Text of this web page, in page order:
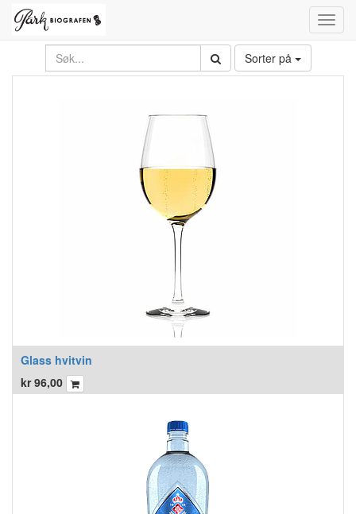
Sorter på
Glass hvitvin
kr96,00